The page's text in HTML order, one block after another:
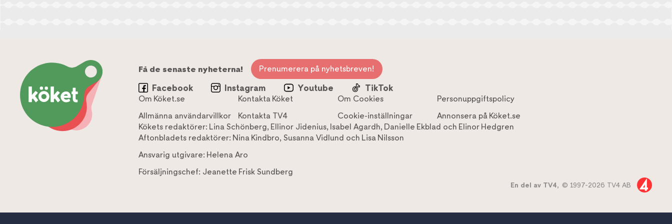
Få de senaste nyheterna! Prenumerera på nyhetsbreven!
Facebook Instagram Youtube TikTok
Om Köket.se Kontakta Köket Om Cookies
Personuppgiftspolicy
Allmänna användarvillkor
Kontakta TV4 Cookie-inställningar
Annonsera på Köket.se
Kökets redaktörer: Lina Schönberg, Ellinor Jidenius, Isabel Agardh, Danielle Ekblad och Elinor Hedgren
Aftonbladets redaktörer: Nina Kindbro, Susanna Vidlund och Lisa Nilsson
Ansvarig utgivare: Helena Aro
Försäljningschef: Jeanette Frisk Sundberg
En del av TV4, © 1997-2026 TV4 AB